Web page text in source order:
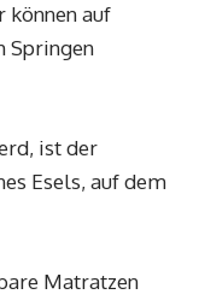
können auf
Springen
ist der
Esels, auf dem
Matratzen